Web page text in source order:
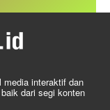
media interaktif dan
dari segi konten